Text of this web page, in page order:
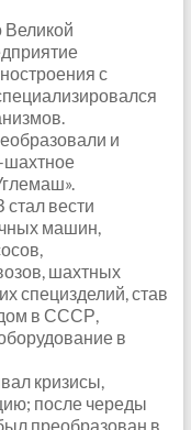
Великой
с
и
шахтное
вести
машин,
шахтных
специзделий, став
в СССР,
в
кризисы,
после череды
преобразован в